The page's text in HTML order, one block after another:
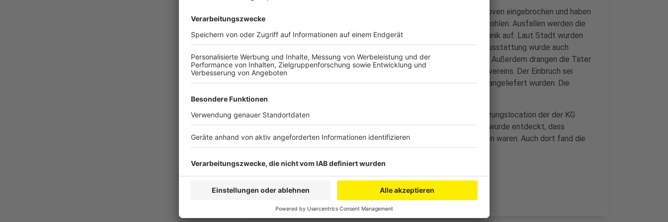
In der vergangenen Nacht sind Diebe in die Bürgerhalle in Königshoven eingebrochen und haben
Equipment für die Sitzungen an diesem Freitag und Samstag gestohlen. Ausfallen werden die
aber nicht, aktuell sind viele Helfer vor Ort und bauen Ersatz-Technik auf. Laut Stadt wurden
Teile der Saaltechnik und die Zapfanlage entwendet und einige Ausstattung wurde auch
demoliert, zum Beispiel der Internetrouter aus der Wand gerissen. Außerdem drangen die Täter
in den Keller ein und verwüsteten die Schießanlage des Schützenvereins. Der Einbruch sei
aufgefallen als am Morgen die Getränke für die Karnevalssitzung angeliefert wurden. Die
Vor rund zwei Wochen gab es einen ähnlichen Einbruch bei der Sitzungslocation der der KG
Pennebröder in Pulheim-Sinnersdorf. Wenige Stunden vor Einlass wurde entdeckt, dass
wertvolle Saaltechnik und hunderte Liter Kölsch gestohlen worden waren. Auch dort fand die
Sitzung aber statt.